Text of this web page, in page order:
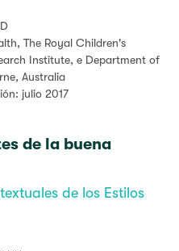
The Royal Children's
Institute, e Department of
Australia
julio 2017
de la buena
de los Estilos